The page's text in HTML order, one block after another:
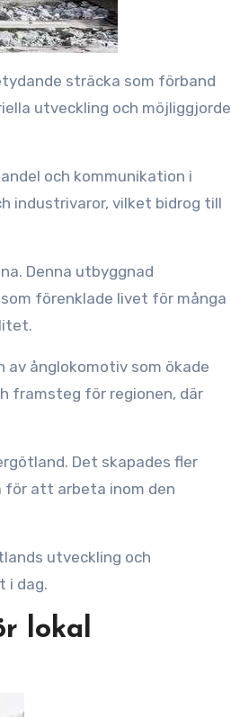
sträcka som förband
utveckling och möjliggjorde
och kommunikation i
industrivaror, vilket bidrog till
Denna utbyggnad
förenklade livet för många
ånglokomotiv som ökade
framsteg för regionen, där
Det skapades fler
för att arbeta inom den
utveckling och
i dag.
lokal